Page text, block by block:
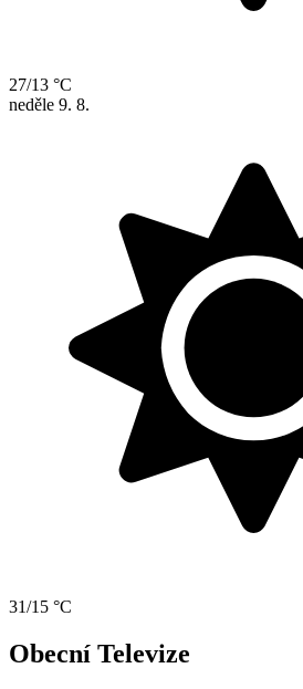
27/13 °C
neděle 9. 8.
31/15 °C
Obecní Televize